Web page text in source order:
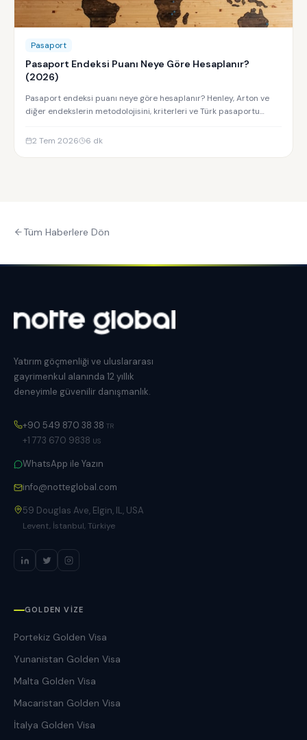
Pasaport
Pasaport Endeksi Puanı Neye Göre Hesaplanır?
(2026)
Pasaport endeksi puanı neye göre hesaplanır? Henley, Arton ve
diğer endekslerin metodolojisini, kriterleri ve Türk pasaportu
2 Tem 2026
6 dk
Tüm Haberlere Dön
Yatırım göçmenliği ve uluslararası
gayrimenkul alanında 12 yıllık
deneyimle güvenilir danışmanlık.
+90 549 870 38 38 TR
+1 773 670 9838 US
WhatsApp ile Yazın
info@notteglobal.com
59 Douglas Ave, Elgin, IL, USA
Levent, İstanbul, Türkiye
GOLDEN VIZE
Portekiz Golden Visa
Yunanistan Golden Visa
Malta Golden Visa
Macaristan Golden Visa
İtalya Golden Visa